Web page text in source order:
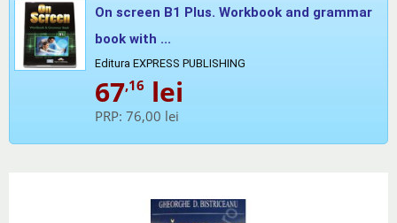
On screen B1 Plus. Workbook and grammar
book with ...
Editura EXPRESS PUBLISHING
67,16 lei
PRP: 76,00 lei